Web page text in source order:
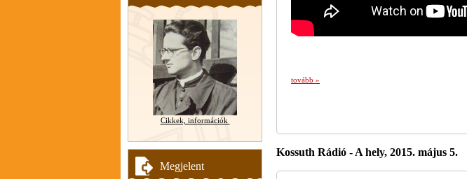
Cikkek, információk
Megjelent
tovább »
Kossuth Rádió - A hely, 2015. május 5.